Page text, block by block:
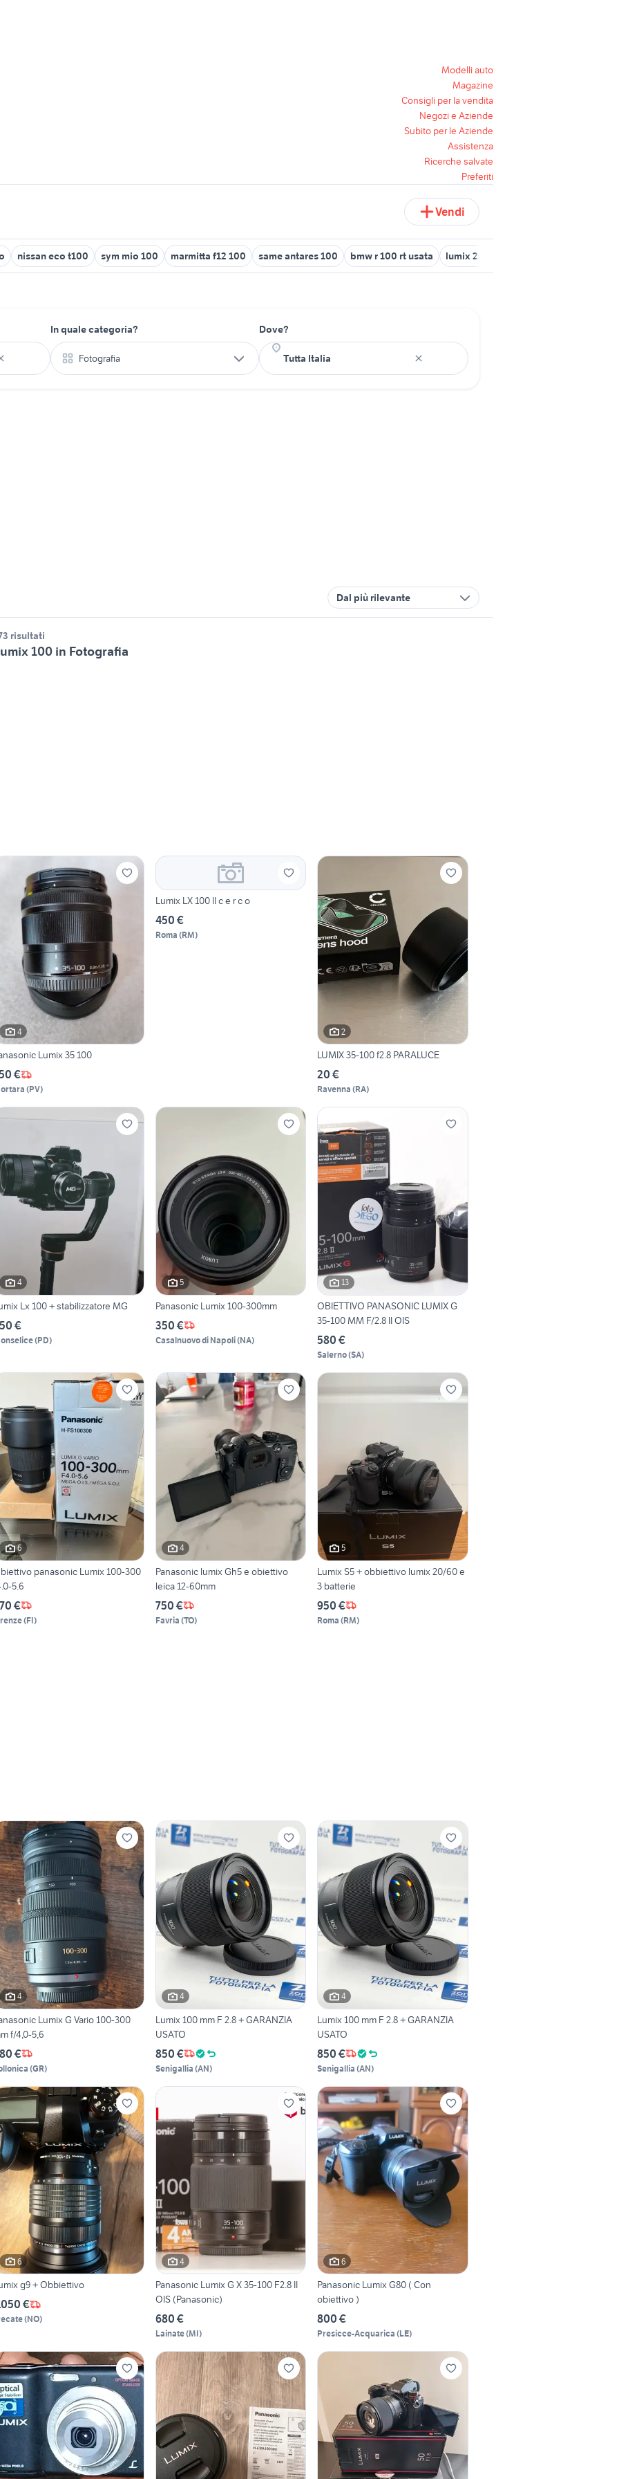
Modelli auto
Magazine
Consigli per la vendita
Negozi e Aziende
Subito per le Aziende
Assistenza
Ricerche salvate
Preferiti
Vendi
nissan eco t100 sym mio 100 marmitta f12 100 same antares 100 bmw r 100 rt usata lumix 20mm 1.7
In quale categoria?
Fotografia
Dove?
Dal più rilevante
risultati
100 in Fotografia
4
Lumix 35 100
€
(PV)
Lumix LX 100 II c e r c o
450 €
Roma (RM)
2
LUMIX 35-100 f2.8 PARALUCE
20 €
Ravenna (RA)
4
Lx 100 + stabilizzatore MG
€
(PD)
5
Panasonic Lumix 100-300mm
350 €
Casalnuovo di Napoli(NA)
13
OBIETTIVO PANASONIC LUMIX G
35-100 MM F/2.8 II OIS
580 €
Salerno(SA)
6
panasonic Lumix 100-300
5.6
€
(FI)
4
Panasonic lumix Gh5 e obiettivo
leica 12-60mm
750 €
Favria (TO)
5
Lumix S5 + obbiettivo lumix 20/60 e
3 batterie
950 €
Roma (RM)
4
Lumix G Vario 100-300
f/4,0-5,6
€
(GR)
4
Lumix 100 mm F 2.8 + GARANZIA
USATO
850 €
Senigallia (AN)
4
Lumix 100 mm F 2.8 + GARANZIA
USATO
850 €
Senigallia (AN)
6
g9 + Obbiettivo
€
(NO)
4
Panasonic Lumix G X 35-100 F2.8 II
OIS (Panasonic)
680 €
Lainate(MI)
6
Panasonic Lumix G80 ( Con
obiettivo )
800 €
Presicce-Acquarica (LE)